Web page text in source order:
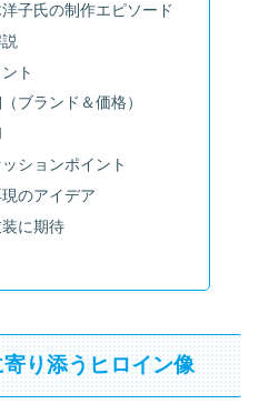
子氏の制作エピソード
ト
ブランド＆価格）
ションポイント
のアイデア
に期待
り添うヒロイン像